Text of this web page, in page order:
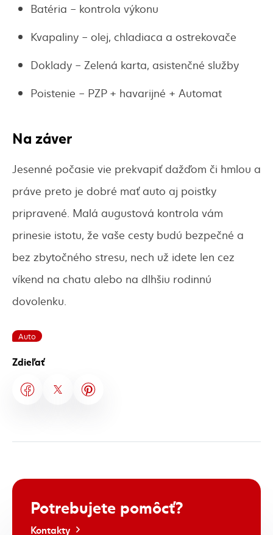
Zdieľať
Batéria – kontrola výkonu
Kvapaliny – olej, chladiaca a ostrekovače
Doklady – Zelená karta, asistenčné služby
Poistenie – PZP + havarijné + Automat
Na záver
Jesenné počasie vie prekvapiť dažďom či hmlou a
práve preto je dobré mať auto aj poistky
pripravené. Malá augustová kontrola vám
prinesie istotu, že vaše cesty budú bezpečné a
bez zbytočného stresu, nech už idete len cez
víkend na chatu alebo na dlhšiu rodinnú
dovolenku.
Auto
Potrebujete pomôcť?
Kontakty